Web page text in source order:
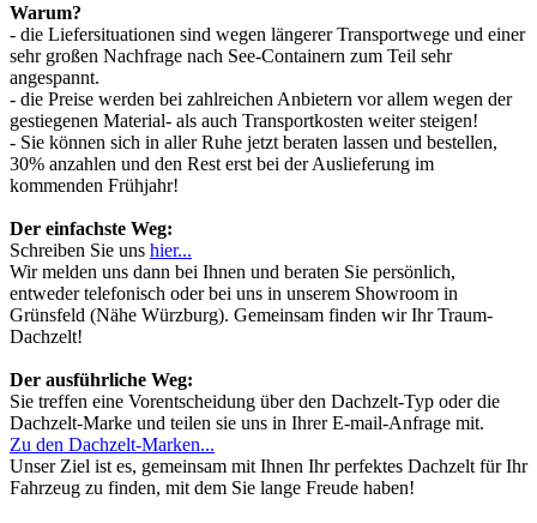
Warum?
- die Liefersituationen sind wegen längerer Transportwege und einer
sehr großen Nachfrage nach See-Containern zum Teil sehr
angespannt.
- die Preise werden bei zahlreichen Anbietern vor allem wegen der
gestiegenen Material- als auch Transportkosten weiter steigen!
- Sie können sich in aller Ruhe jetzt beraten lassen und bestellen,
30% anzahlen und den Rest erst bei der Auslieferung im
kommenden Frühjahr!
Der einfachste Weg:
Schreiben Sie uns hier...
Wir melden uns dann bei Ihnen und beraten Sie persönlich,
entweder telefonisch oder bei uns in unserem Showroom in
Grünsfeld (Nähe Würzburg). Gemeinsam finden wir Ihr Traum-
Dachzelt!
Der ausführliche Weg:
Sie treffen eine Vorentscheidung über den Dachzelt-Typ oder die
Dachzelt-Marke und teilen sie uns in Ihrer E-mail-Anfrage mit.
Zu den Dachzelt-Marken...
Unser Ziel ist es, gemeinsam mit Ihnen Ihr perfektes Dachzelt für Ihr
Fahrzeug zu finden, mit dem Sie lange Freude haben!